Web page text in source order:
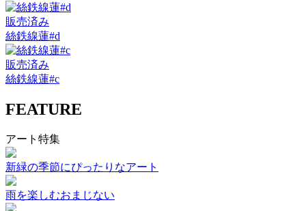
販売済み
絲鉄線蓮#d
販売済み
絲鉄線蓮#c
FEATURE
アート特集
新緑の季節にぴったりなアート
雨を楽しむおまじない